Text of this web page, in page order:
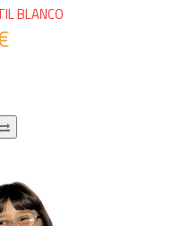
BLANCO